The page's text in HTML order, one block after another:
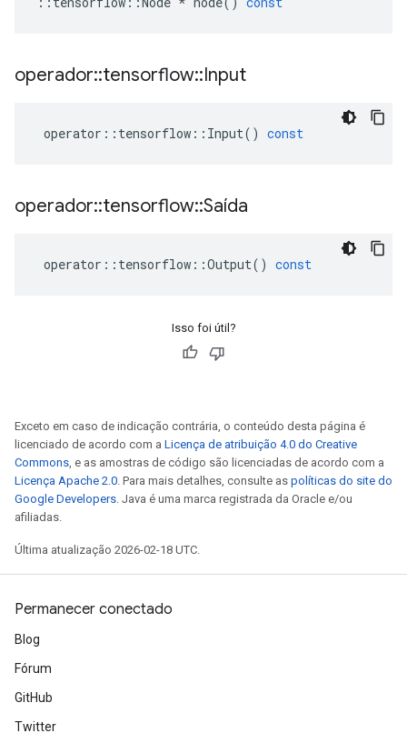
operador::tensorflow::Input
operator :: tensorflow :: Input() const
operador::tensorflow::Saída
operator :: tensorflow ::Output() const
Isso foi útil?
Exceto em caso de indicação contrária, o conteúdo desta página é
licenciado de acordo com a Licença de atribuição 4.0 do Creative
Commons, e as amostras de código são licenciadas de acordo com a
Licença Apache 2.0. Para mais detalhes, consulte as políticas do site do
Google Developers. Java é uma marca registrada da Oracle e/ou
afiliadas.
Última atualização 2026-02-18 UTC.
Permanecer conectado
Blog
Fórum
GitHub
Twitter